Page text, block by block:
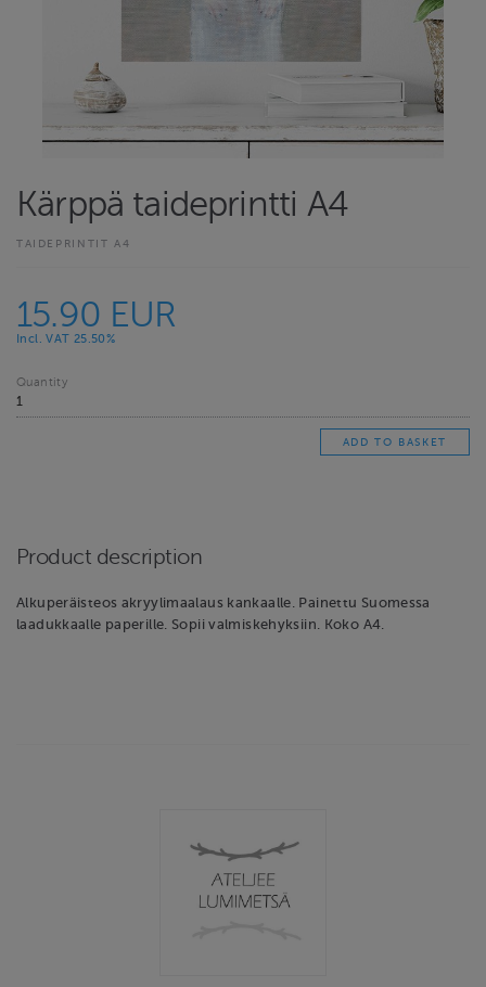
Kärppä taideprintti A4
TAIDEPRINTIT A4
15.90 EUR
Incl. VAT 25.50%
Quantity
Product description
Alkuperäisteos akryylimaalaus kankaalle. Painettu Suomessa
laadukkaalle paperille. Sopii valmiskehyksiin. Koko A4.